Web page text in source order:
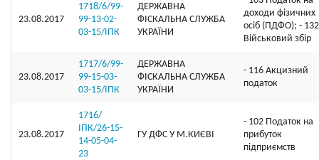
23.08.2017
1718/6/99-
99-13-02-
03-15/ІПК
ДЕРЖАВНА
ФІСКАЛЬНА СЛУЖБА
УКРАЇНИ
доходи фізичних
осіб (ПДФО); - 132
Військовий збір
23.08.2017
1717/6/99-
99-15-03-
03-15/ІПК
ДЕРЖАВНА
ФІСКАЛЬНА СЛУЖБА
УКРАЇНИ
- 116 Акцизний
податок
23.08.2017
1716/
ІПК/26-15-
14-05-04-
23
ГУ ДФС У М.КИЄВI
- 102 Податок на
прибуток
підприємств